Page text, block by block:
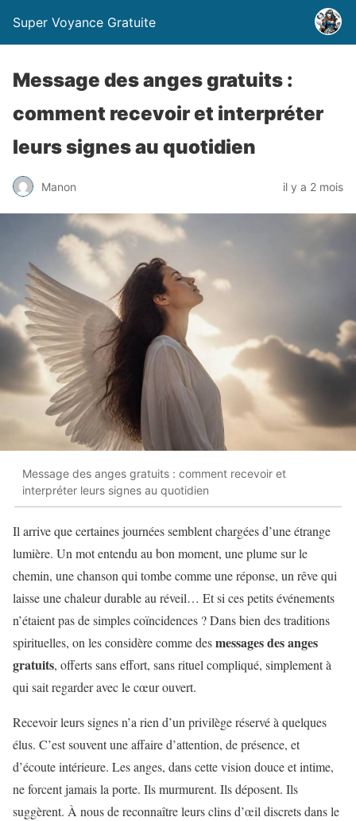
Super Voyance Gratuite
Message des anges gratuits :
comment recevoir et interpréter
leurs signes au quotidien
Manon il y a 2 mois
Message des anges gratuits : comment recevoir et
interpréter leurs signes au quotidien
Il arrive que certaines journées semblent chargées d’une étrange
lumière. Un mot entendu au bon moment, une plume sur le
chemin, une chanson qui tombe comme une réponse, un rêve qui
laisse une chaleur durable au réveil… Et si ces petits événements
n’étaient pas de simples coïncidences ? Dans bien des traditions
spirituelles, on les considère comme desmessages des anges
gratuits, offerts sans effort, sans rituel compliqué, simplement à
qui sait regarder avec le cœur ouvert.
Recevoir leurs signes n’a rien d’un privilège réservé à quelques
élus. C’est souvent une affaire d’attention, de présence, et
d’écoute intérieure. Les anges, dans cette vision douce et intime,
ne forcent jamais la porte. Ils murmurent. Ils déposent. Ils
suggèrent. À nous de reconnaître leurs clins d’œil discrets dans le